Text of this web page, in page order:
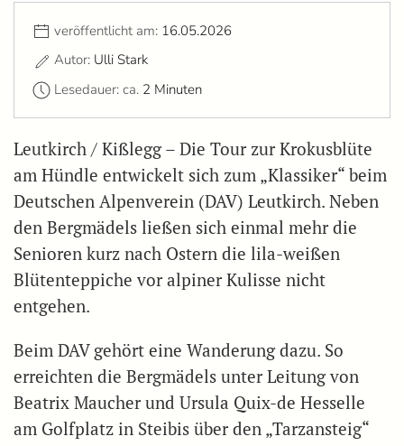
veröffentlicht am: 16.05.2026
Autor: Ulli Stark
Lesedauer: ca. 2 Minuten
Leutkirch / Kißlegg – Die Tour zur Krokusblüte
am Hündle entwickelt sich zum „Klassiker“ beim
Deutschen Alpenverein (DAV) Leutkirch. Neben
den Bergmädels ließen sich einmal mehr die
Senioren kurz nach Ostern die lila-weißen
Blütenteppiche vor alpiner Kulisse nicht
entgehen.
Beim DAV gehört eine Wanderung dazu. So
erreichten die Bergmädels unter Leitung von
Beatrix Maucher und Ursula Quix-de Hesselle
am Golfplatz in Steibis über den „Tarzansteig“